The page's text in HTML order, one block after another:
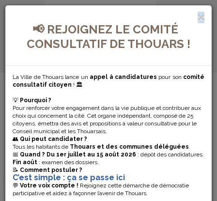
📢 REJOIGNEZ LE COMITÉ
CONSULTATIF DE THOUARS !
La Ville de Thouars lance un appel à candidatures pour son comité
consultatif citoyen ! 🏛️
💡 Pourquoi ?
Pour renforcer votre engagement dans la vie publique et contribuer aux
choix qui concernent la cité. Cet organe indépendant, composé de 25
citoyens, émettra des avis et propositions à valeur consultative pour le
Conseil municipal et les Thouarsais.
👥 Qui peut candidater ?
Tous les habitants de Thouars et des communes déléguées.
📅 Quand ? Du 1er juillet au 15 août 2026 : dépôt des candidatures.
Fin août : examen des dossiers.
📝 Comment postuler ?
C’est simple : ça se passe ici
💬 Votre voix compte ! Rejoignez cette démarche de démocratie
participative et aidez à façonner l’avenir de Thouars.
MENU DE NAVIGATION...
BUVETTE
TEMPORAIRE
TENUE PAR
UNE
ASSOCIATION